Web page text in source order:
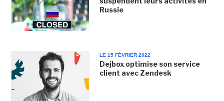
Russie
LE 15 FÉVRIER 2022
Dejbox optimise son service
client avec Zendesk